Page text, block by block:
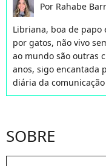
Por Rahabe
Libriana, boa de papo
por gatos, não vivo
ao mundo são outras
anos, sigo encantada
diária da comunicação
SOBRE